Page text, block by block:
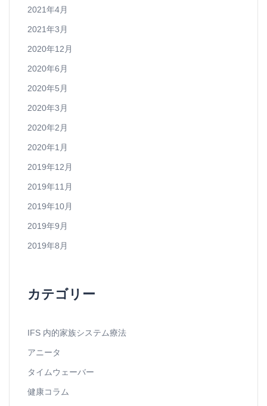
2021年4月
2021年3月
2020年12月
2020年6月
2020年5月
2020年3月
2020年2月
2020年1月
2019年12月
2019年11月
2019年10月
2019年9月
2019年8月
カテゴリー
IFS 内的家族システム療法
アニータ
タイムウェーバー
健康コラム